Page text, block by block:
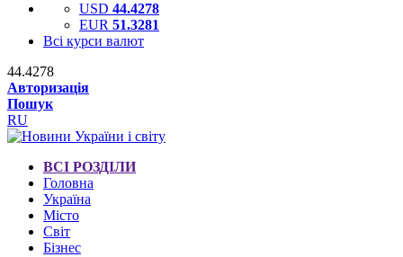
USD 44.4278
EUR 51.3281
Всі курси валют
44.4278
Авторизація
Пошук
RU
ВСІ РОЗДІЛИ
Головна
Україна
Місто
Світ
Бізнес